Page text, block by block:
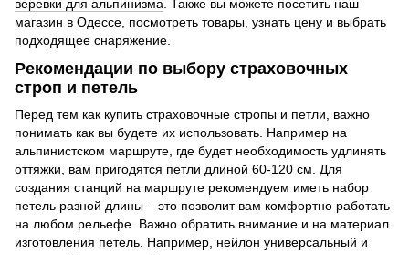
веревки для альпинизма . Также вы можете посетить наш
магазин в Одессе, посмотреть товары, узнать цену и выбрать
подходящее снаряжение.
Рекомендации по выбору страховочных
строп и петель
Перед тем как купить страховочные стропы и петли, важно
понимать как вы будете их использовать. Например на
альпинистском маршруте, где будет необходимость удлинять
оттяжки, вам пригодятся петли длиной 60-120 см. Для
создания станций на маршруте рекомендуем иметь набор
петель разной длины – это позволит вам комфортно работать
на любом рельефе. Важно обратить внимание и на материал
изготовления петель. Например, нейлон универсальный и